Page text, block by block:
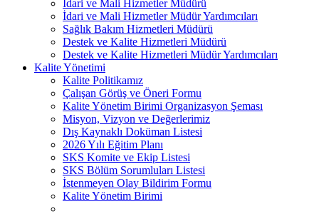
İdari ve Mali Hizmetler Müdürü
İdari ve Mali Hizmetler Müdür Yardımcıları
Sağlık Bakım Hizmetleri Müdürü
Destek ve Kalite Hizmetleri Müdürü
Destek ve Kalite Hizmetleri Müdür Yardımcıları
Kalite Yönetimi
Kalite Politikamız
Çalışan Görüş ve Öneri Formu
Kalite Yönetim Birimi Organizasyon Şeması
Misyon, Vizyon ve Değerlerimiz
Dış Kaynaklı Doküman Listesi
2026 Yılı Eğitim Planı
SKS Komite ve Ekip Listesi
SKS Bölüm Sorumluları Listesi
İstenmeyen Olay Bildirim Formu
Kalite Yönetim Birimi